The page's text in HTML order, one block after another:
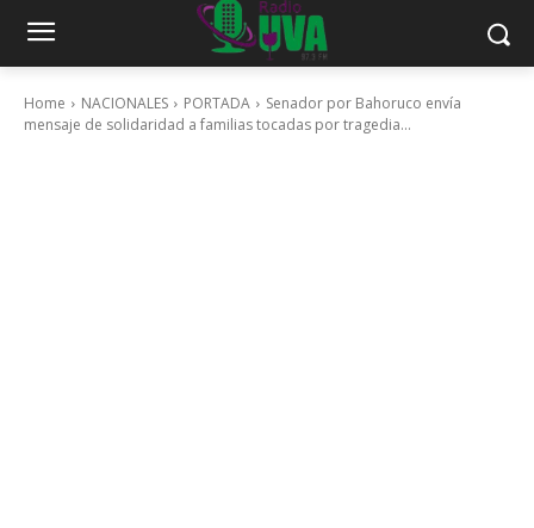
Home NACIONALES PORTADA
Senador por Bahoruco envía
mensaje de solidaridad a familias tocadas por tragedia...